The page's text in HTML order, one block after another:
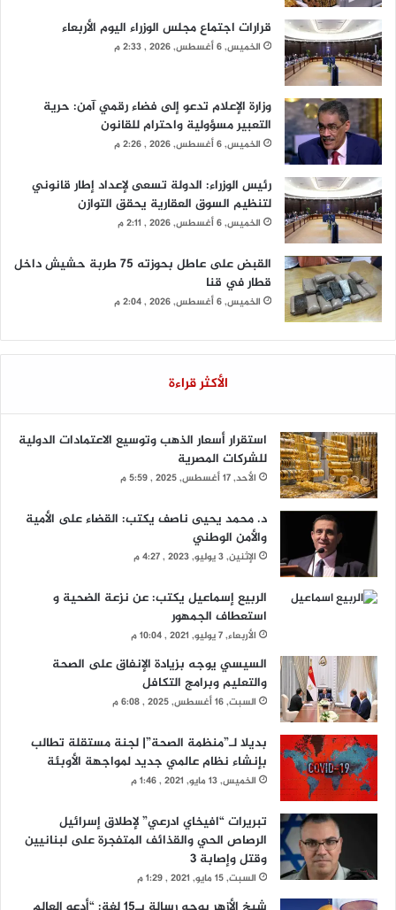
قرارات اجتماع مجلس الوزراء اليوم الأربعاء
الخميس, 6 أغسطس, 2026 , 2:33 م
وزارة الإعلام تدعو إلى فضاء رقمي آمن: حرية
التعبير مسؤولية واحترام للقانون
الخميس, 6 أغسطس, 2026 , 2:26 م
رئيس الوزراء: الدولة تسعى لإعداد إطار قانوني
لتنظيم السوق العقارية يحقق التوازن
الخميس, 6 أغسطس, 2026 , 2:11 م
القبض على عاطل بحوزته 75 طربة حشيش داخل
قطار في قنا
الخميس, 6 أغسطس, 2026 , 2:04 م
الأكثر قراءة
استقرار أسعار الذهب وتوسيع الاعتمادات الدولية
للشركات المصرية
الأحد, 17 أغسطس, 2025 , 5:59 م
د. محمد يحيى ناصف يكتب: القضاء على الأمية
والأمن الوطني
الإثنين, 3 يوليو, 2023 , 4:27 م
الربيع إسماعيل يكتب: عن نزعة الضحية و
استعطاف الجمهور
الأربعاء, 7 يوليو, 2021 , 10:04 م
السيسي يوجه بزيادة الإنفاق على الصحة
والتعليم وبرامج التكافل
السبت, 16 أغسطس, 2025 , 6:08 م
بديلا لـ”منظمة الصحة”| لجنة مستقلة تطالب
بإنشاء نظام عالمي جديد لمواجهة الأوبئة
الخميس, 13 مايو, 2021 , 1:46 م
تبريرات “افيخاي ادرعي” لإطلاق إسرائيل
الرصاص الحي والقذائف المتفجرة على لبنانيين
وقتل وإصابة 3
السبت, 15 مايو, 2021 , 1:29 م